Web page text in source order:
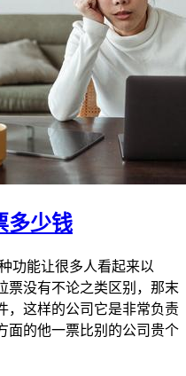
多少钱
功能让很多人看起来以
票没有不论之类区别，那末
，这样的公司它是非常负责
面的他一票比别的公司贵个